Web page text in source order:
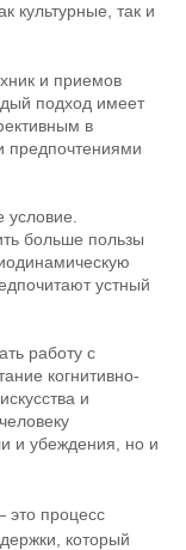
культурные, так и
и приемов
подход имеет
в
предпочтениями
больше пользы
устный
работу с
когнитивно-
и
и убеждения, но и
это процесс
который